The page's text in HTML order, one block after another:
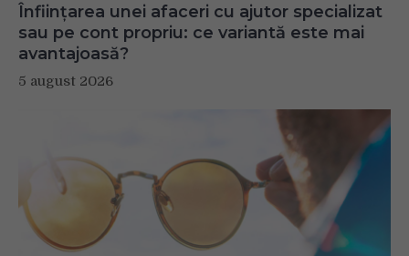
Înființarea unei afaceri cu ajutor specializat
sau pe cont propriu: ce variantă este mai
avantajoasă?
5 august 2026